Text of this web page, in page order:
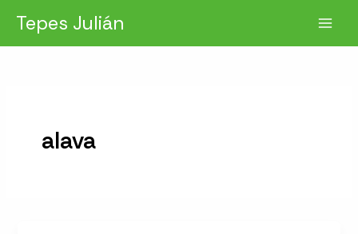
contenido
Tepes Julián
alava